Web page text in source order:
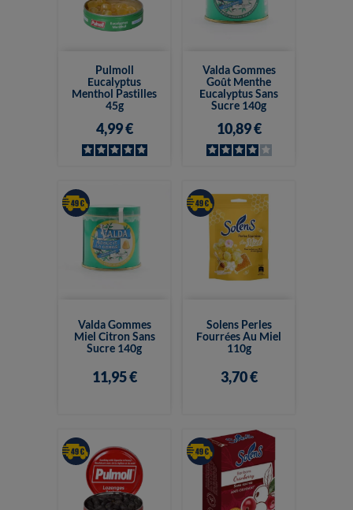
Pulmoll
Eucalyptus
Menthol Pastilles
45g
4,99 €
Valda Gommes
Goût Menthe
Eucalyptus Sans
Sucre 140g
10,89 €
Valda Gommes
Miel Citron Sans
Sucre 140g
11,95 €
Solens Perles
Fourrées Au Miel
110g
3,70 €